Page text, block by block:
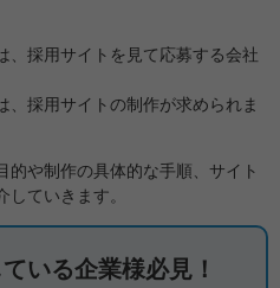
、採用サイトを見て応募する会社
採用サイトの制作が求められま
的や制作の具体的な手順、サイト
ていきます。
いる企業様必見！